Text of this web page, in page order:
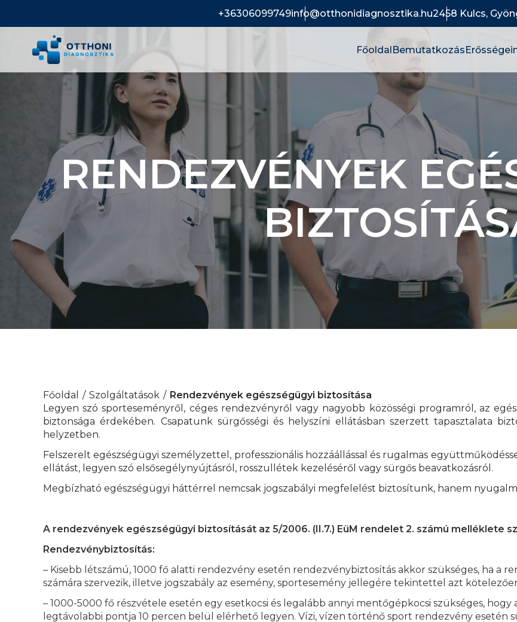
+36306099749info@otthonidiagnosztika.hu2458 Kulcs,
FőoldalBemutatkozás
RENDEZVÉNYEK
Főoldal Szolgáltatások
Rendezvények egészségügyi biztosítása
Legyen szó sporteseményről, céges rendezvényről vagy nagyobb közösségi programról, az
biztonsága érdekében. Csapatunk sürgősségi és helyszíni ellátásban szerzett tapasztalata
helyzetben.
Felszerelt egészségügyi személyzettel, professzionális hozzáállással és rugalmas
ellátást, legyen szó elsősegélynyújtásról, rosszullétek kezeléséről vagy sürgős beavatkozásról.
Megbízható egészségügyi háttérrel nemcsak jogszabályi megfelelést biztosítunk, hanem
A rendezvények egészségügyi biztosítását az 5/2006. (II.7.) EüM rendelet 2. számú melléklete
Rendezvénybiztosítás:
– Kisebb létszámú, 1000 fő alatti rendezvény esetén rendezvénybiztosítás akkor szükséges, ha a
számára szervezik, illetve jogszabály az esemény, sportesemény jellegére tekintettel azt
– 1000-5000 fő részvétele esetén egy esetkocsi és legalább annyi mentőgépkocsi szükséges,
legtávolabbi pontja 10 percen belül elérhető legyen. Vízi, vízen történő sport rendezvény esetén